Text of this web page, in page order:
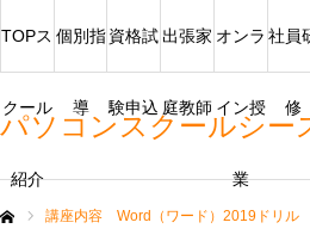
パソコンスクールシー
TOPス
クール
紹介
個別指
導
資格試
験申込
出張家
庭教師
オンラ
イン授
業
社員
修
講座内容 Word（ワード）2019ドリル